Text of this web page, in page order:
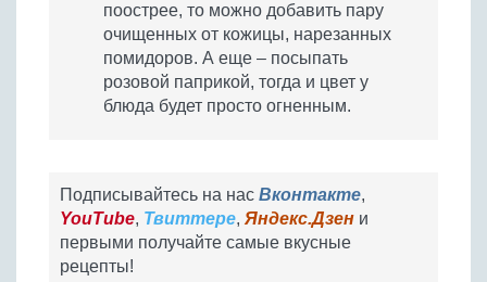
поострее, то можно добавить пару
очищенных от кожицы, нарезанных
помидоров. А еще – посыпать
розовой паприкой, тогда и цвет у
блюда будет просто огненным.
Подписывайтесь на нас Вконтакте,
YouTube, Твиттере, Яндекс.Дзен и
первыми получайте самые вкусные
рецепты!